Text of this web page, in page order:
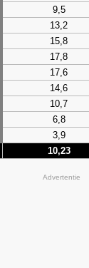
9,5
13,2
15,8
17,8
17,6
14,6
10,7
6,8
3,9
10,23
Advertentie